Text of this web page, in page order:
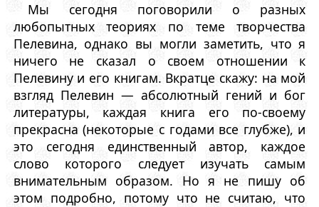
Мы сегодня поговорили о разных
любопытных теориях по теме творчества
Пелевина, однако вы могли заметить, что я
ничего не сказал о своем отношении к
Пелевину и его книгам. Вкратце скажу: на мой
взгляд Пелевин — абсолютный гений и бог
литературы, каждая книга его по-своему
прекрасна (некоторые с годами все глубже), и
это сегодня единственный автор, каждое
слово которого следует изучать самым
внимательным образом. Но я не пишу об
этом подробно, потому что не считаю, что